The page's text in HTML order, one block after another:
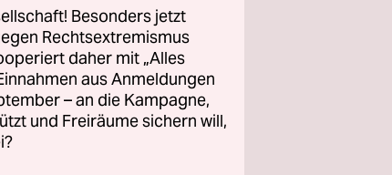
wenn
Besonders jetzt
Rechtsextremismus
daher mit „Alles
aus Anmeldungen
– an die Kampagne,
und Freiräume sichern will,